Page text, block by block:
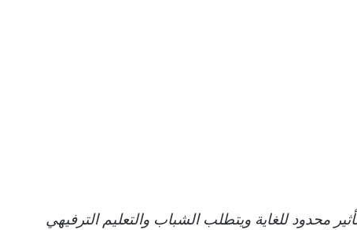
محدود للغاية ويتطلب الشباب والتعليم الترفيهي